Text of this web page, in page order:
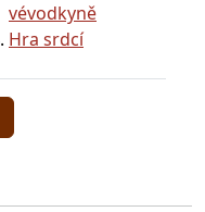
vévodkyně
Hra srdcí